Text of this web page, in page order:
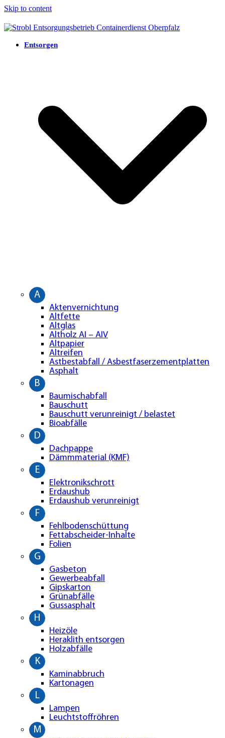
Skip to content
Entsorgen
A
Aktenvernichtung
Altfette
Altglas
Altholz AI – AIV
Altpapier
Altreifen
Astbestabfall / Asbestfaserzementplatten
Asphalt
B
Baumischabfall
Bauschutt
Bauschutt verunreinigt / belastet
Bioabfälle
D
Dachpappe
Dämmmaterial (KMF)
E
Elektronikschrott
Erdaushub
Erdaushub verunreinigt
F
Fehlbodenschüttung
Fettabscheider-Inhalte
Folien
G
Gasbeton
Gewerbeabfall
Gipskarton
Grünabfälle
Gussasphalt
H
Heizöle
Heraklith entsorgen
Holzabfälle
K
Kaminabbruch
Kartonagen
L
Lampen
Leuchtstoffröhren
M